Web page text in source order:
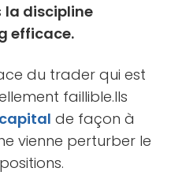
la discipline
efficace.
du trader qui est
faillible.Ils
de façon à
vienne perturber le